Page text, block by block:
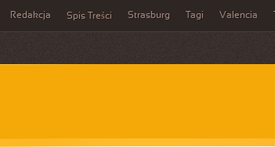
Redakcja Spis Treści Strasburg Tagi Valencia